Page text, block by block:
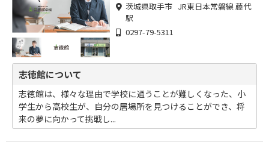
茨城県取手市 JR東日本常磐線 藤代
駅
0297-79-5311
志徳館について
志徳館は、様々な理由で学校に通うことが難しくなった、小
学生から高校生が、自分の居場所を見つけることができ、将
来の夢に向かって挑戦し...